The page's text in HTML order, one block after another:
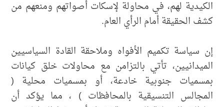
الكيدية لهم، في محاولة لإسكات أصواتهم ومنعهم من
كشف الحقيقة أمام الرأي العام.
إن سياسة تكميم الأفواه وملاحقة القادة السياسيين
الميدانيين، تأتي بالتزامن مع محاولات خلق كيانات
بمسميات جنوبية خادعة، أو بمسميات محلية (
المجالس التنسيقية بالمحافظات ) ، مما يؤكد أن